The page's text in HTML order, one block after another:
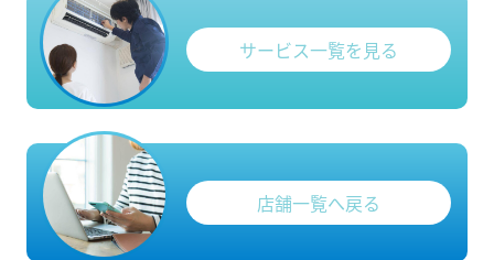
サービス一覧を見る
店舗一覧へ戻る